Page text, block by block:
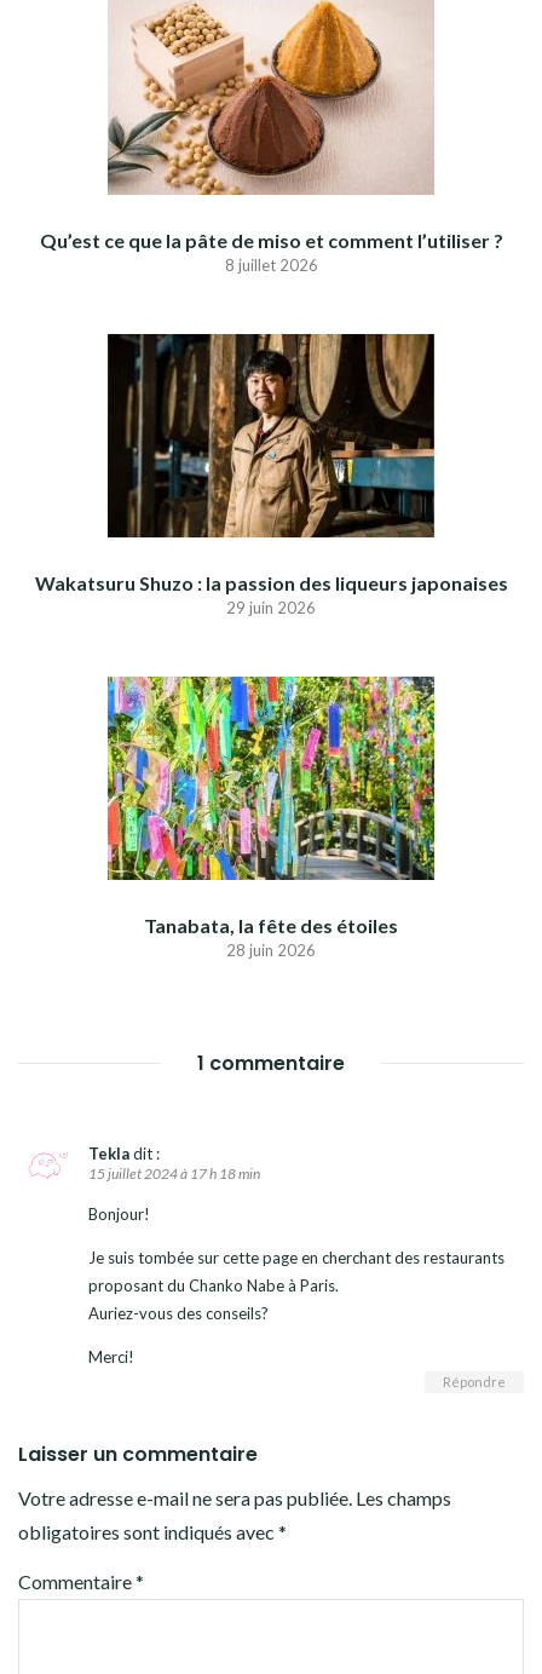
Qu’est ce que la pâte de miso et comment l’utiliser ?
8 juillet 2026
Wakatsuru Shuzo : la passion des liqueurs japonaises
29 juin 2026
Tanabata, la fête des étoiles
28 juin 2026
1 commentaire
Tekladit :
15 juillet 2024 à 17 h 18 min
Bonjour!
Je suis tombée sur cette page en cherchant des restaurants
proposant du Chanko Nabe à Paris.
Auriez-vous des conseils?
Merci!
Répondre
Laisser un commentaire
Votre adresse e-mail ne sera pas publiée. Les champs
obligatoires sont indiqués avec *
Commentaire*